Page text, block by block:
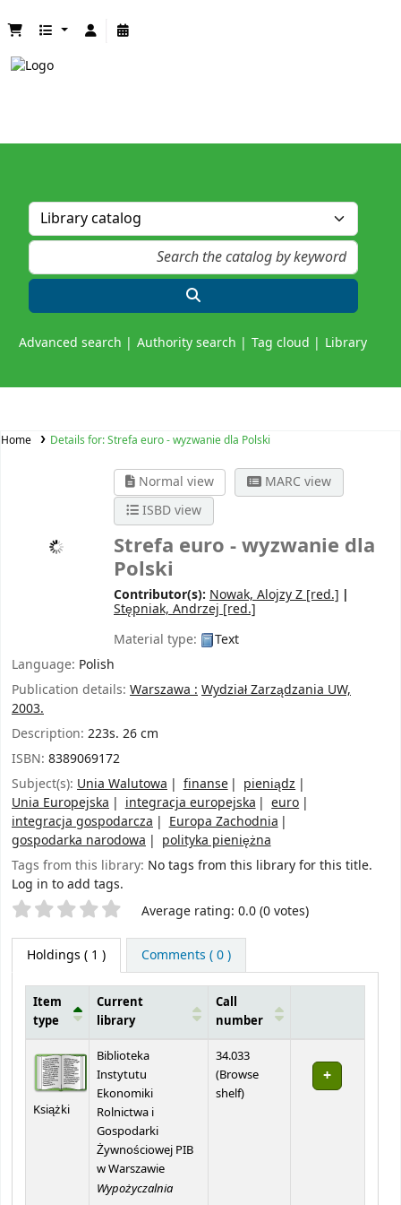
Advanced search Authority search Tag cloud Library
Home Details for:Strefa euro - wyzwanie dla Polski
Normal view
MARC view
ISBD view
Strefa euro - wyzwanie dla
Polski
Contributor(s): Nowak, Alojzy Z [red.]
Stępniak, Andrzej [red.]
Material type:
Text
Language: Polish
Publication details: Warszawa : Wydział Zarządzania UW,
2003.
Description: 223s. 26 cm
ISBN: 8389069172
Subject(s): Unia Walutowa finanse
pieniądz
Unia Europejska
integracja europejska
euro
integracja gospodarcza
Europa Zachodnia
gospodarka narodowa
polityka pieniężna
Tags from this library: No tags from this library for this title.
Log in to add tags.
Star ratings Average rating: 0.0 (0 votes)
Holdings ( 1 ) Comments ( 0 )
Item
type
Current
library
Call
number
Książki
Biblioteka
Instytutu
Ekonomiki
Rolnictwa i
Gospodarki
Żywnościowej PIB
w Warszawie
Wypożyczalnia
34.033
(Browse
shelf(Opens below)
)